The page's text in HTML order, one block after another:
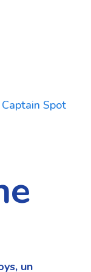
Captain Spot
un